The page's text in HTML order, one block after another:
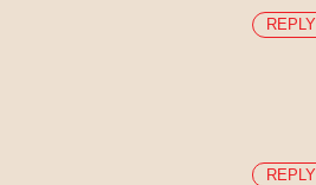
REPLY
REPLY